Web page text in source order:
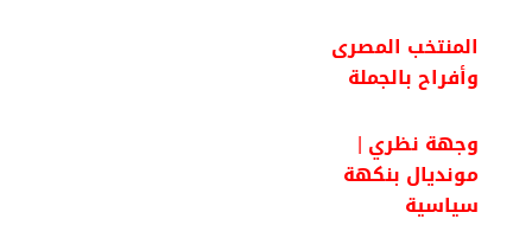
المنتخب المصرى
وأفراح بالجملة
وجهة نظري |
مونديال بنكهة
سياسية